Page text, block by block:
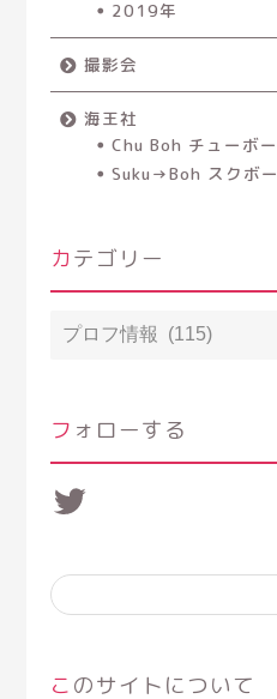
2019年
撮影会
海王社
Chu Boh チューボー
Suku→Boh スクボー
カテゴリー
テ
ー フォローする
Twitter
このサイトについて